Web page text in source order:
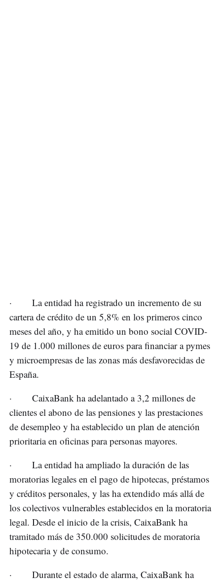
· La entidad ha registrado un incremento de su
cartera de crédito de un 5,8% en los primeros cinco
meses del año, y ha emitido un bono social COVID-
19 de 1.000 millones de euros para financiar a pymes
y microempresas de las zonas más desfavorecidas de
España.
· CaixaBank ha adelantado a 3,2 millones de
clientes el abono de las pensiones y las prestaciones
de desempleo y ha establecido un plan de atención
prioritaria en oficinas para personas mayores.
· La entidad ha ampliado la duración de las
moratorias legales en el pago de hipotecas, préstamos
y créditos personales, y las ha extendido más allá de
los colectivos vulnerables establecidos en la moratoria
legal. Desde el inicio de la crisis, CaixaBank ha
tramitado más de 350.000 solicitudes de moratoria
hipotecaria y de consumo.
· Durante el estado de alarma, CaixaBank ha